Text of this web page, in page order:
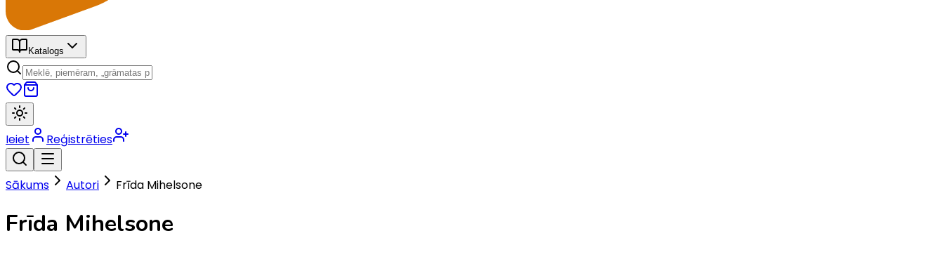
Katalogs
Ieiet Reģistrēties
Sākums Autori Frīda Mihelsone
Frīda Mihelsone